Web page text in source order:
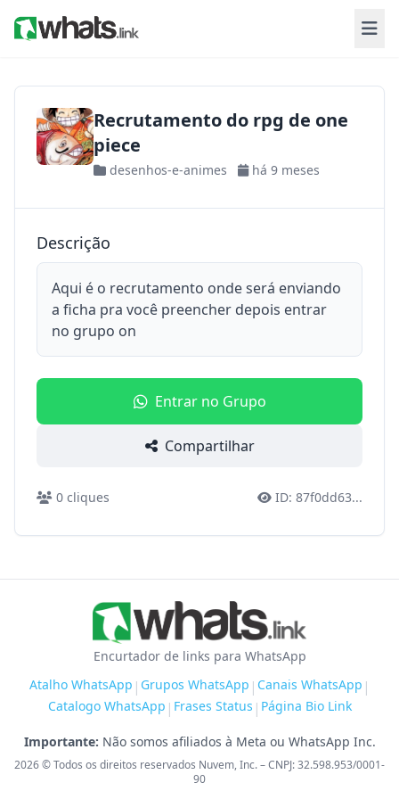
Recrutamento do rpg de one
piece
desenhos-e-animes há 9 meses
Descrição
Aqui é o recrutamento onde será enviando
a ficha pra você preencher depois entrar
no grupo on
Entrar no Grupo
Compartilhar
0 cliques ID: 87f0dd63...
Encurtador de links para WhatsApp
Atalho WhatsApp | Grupos WhatsApp | Canais WhatsApp |
Catalogo WhatsApp | Frases Status | Página Bio Link
Importante: Não somos afiliados à Meta ou WhatsApp Inc.
2026© Todos os direitos reservados Nuvem, Inc. – CNPJ: 32.598.953/0001-
90